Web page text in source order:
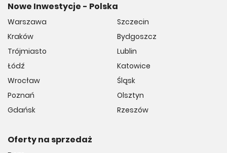
Nowe Inwestycje - Polska
Warszawa
Kraków
Trójmiasto
Łódź
Wrocław
Poznań
Gdańsk
Szczecin
Bydgoszcz
Lublin
Katowice
Śląsk
Olsztyn
Rzeszów
Oferty na sprzedaż